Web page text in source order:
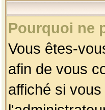
Pourquoi ne
Vous êtes-
afin de vous
affiché si